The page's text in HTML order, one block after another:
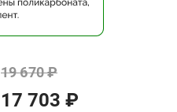
19 670 ₽
17 703 ₽